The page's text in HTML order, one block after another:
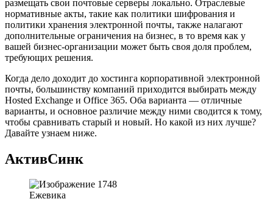
размещать свои почтовые серверы локально. Отраслевые
нормативные акты, такие как политики шифрования и
политики хранения электронной почты, также налагают
дополнительные ограничения на бизнес, в то время как у
вашей бизнес-организации может быть своя доля проблем,
требующих решения.
Когда дело доходит до хостинга корпоративной электронной
почты, большинству компаний приходится выбирать между
Hosted Exchange и Office 365. Оба варианта — отличные
варианты, и основное различие между ними сводится к тому,
чтобы сравнивать старый и новый. Но какой из них лучше?
Давайте узнаем ниже.
АктивСинк
Ежевика